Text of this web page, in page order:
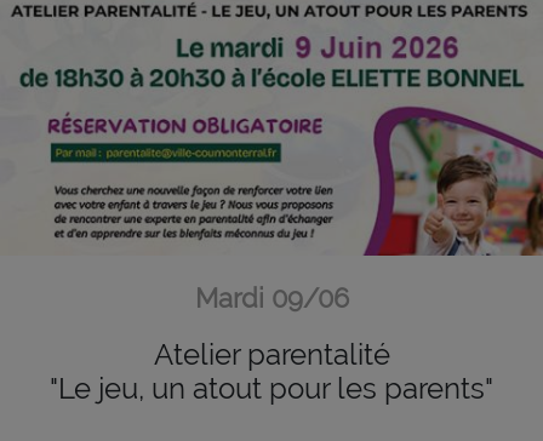
Mardi 09/06
Atelier parentalité
"Le jeu, un atout pour les parents"